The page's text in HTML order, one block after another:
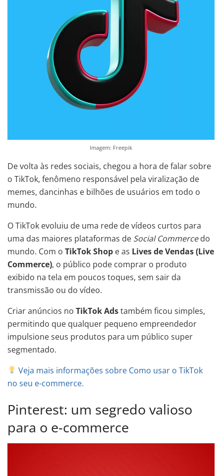
Imagem: Freepik
De volta às redes sociais, chegou a hora de falar sobre
o TikTok, fenômeno responsável pela viralização de
memes, dancinhas e bilhões de usuários em todo o
mundo.
O TikTok evoluiu de uma rede de vídeos curtos para
uma das maiores plataformas de Social Commercedo
mundo. Com o TikTok Shop e as Lives de Vendas (Live
Commerce), o público pode comprar o produto
exibido na tela em poucos toques, sem sair da
transmissão ou do vídeo.
Criar anúncios no TikTok Adstambém ficou simples,
permitindo que qualquer pequeno empreendedor
impulsione seus produtos para um público super
segmentado.
Veja mais informações sobre Como usar o TikTok
no seu e-commerce.
Pinterest: um segredo valioso
para o e-commerce